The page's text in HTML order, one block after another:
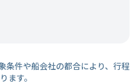
条件や船会社の都合により、行程
ます。